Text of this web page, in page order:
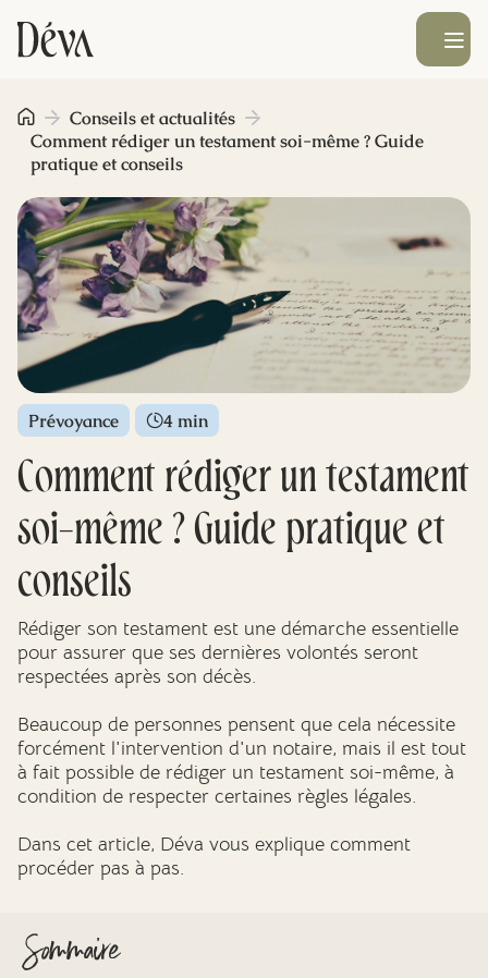
Obsèques
Prévoyance
Monument funéraire
Livraison de fleurs
Blog
Mes dernières volontés
Ouvrir le
Comment rédiger un testament
soi-même ? Guide pratique et
conseils
Prévoyance 4 min
Conseils et actualités
Comment rédiger un testament soi-même ? Guide
pratique et conseils
Rédiger son testament est une démarche essentielle
pour assurer que ses dernières volontés seront
respectées après son décès.
Beaucoup de personnes pensent que cela nécessite
forcément l'intervention d'un notaire, mais il est tout
à fait possible de rédiger un testament soi-même, à
condition de respecter certaines règles légales.
Dans cet article, Déva vous explique comment
procéder pas à pas.
Sommaire